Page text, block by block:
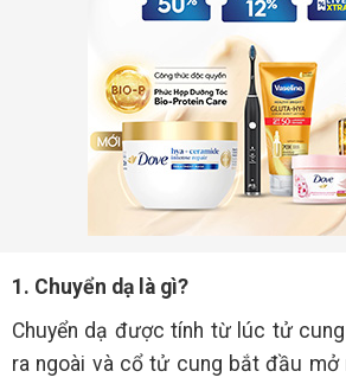
1. Chuyển dạ là gì?
Chuyển dạ được tính từ lúc tử
ra ngoài và cổ tử cung bắt đầu mở